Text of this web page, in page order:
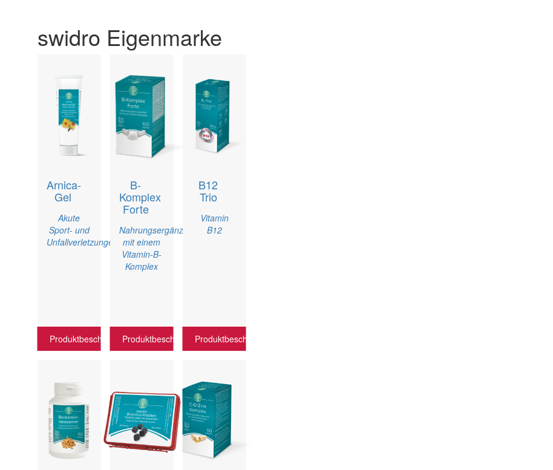
swidro Eigenmarke
Arnica-
Gel
Akute
Sport- und
Unfallverletzungen
Produktbeschreibung
B-
Komplex
Forte
Nahrungsergänzungsmittel
mit einem
Vitamin-B-
Komplex
Produktbeschreibung
B12
Trio
Vitamin
B12
Produktbeschreibung